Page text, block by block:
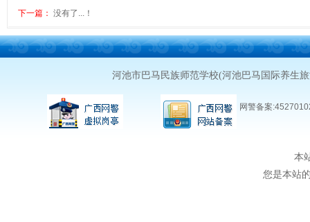
下一篇： 没有了...！
河池市巴马民族师范学校(河池巴马国际养生
网警备案
本
您是本站